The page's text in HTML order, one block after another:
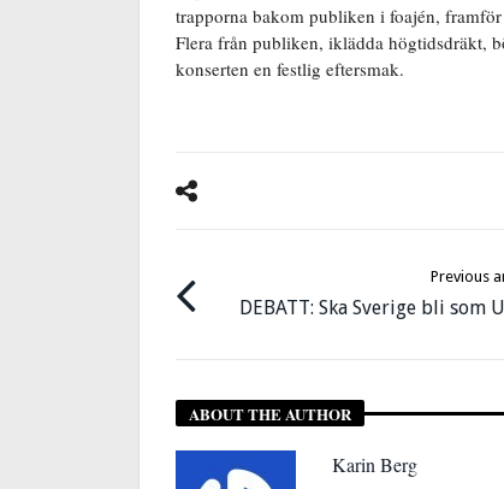
trapporna bakom publiken i foajén,
Flera från publiken, iklädda högtidsdräkt,
konserten en festlig eftersmak.
Previous
DEBATT: Ska Sverige bli som
ABOUT THE AUTHOR
Karin Berg